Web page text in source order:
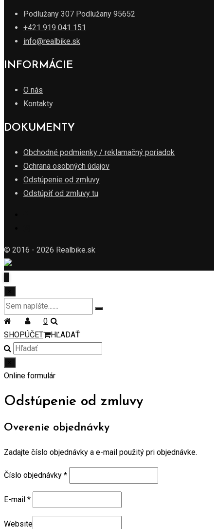
Podlužany 307 Podlužany 95652
+421 919 041 151
info@realbike.sk
INFORMÁCIE
O nás
Kontakty
DOKUMENTY
Obchodné podmienky / reklamačný poriadok
Ochrana osobných údajov
Odstúpenie od zmluvy
Odstúpiť od zmluvy tu
© 2016 - 2026 Realbike.sk
SHOPÚČET
0
HĽADAŤ
Online formulár
Odstúpenie od zmluvy
Overenie objednávky
Zadajte číslo objednávky a e-mail použitý pri objednávke.
Číslo objednávky *
E-mail *
Website